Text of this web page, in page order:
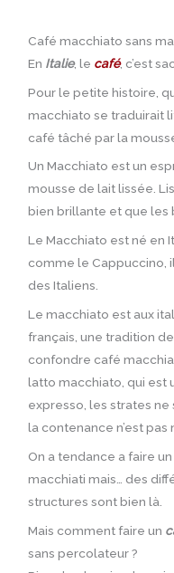
Café macchiato sans
En Italie, le café, c’est
Pour le petite histoire,
macchiato se traduirait
café tâché par la
Un Macchiato est un
mousse de lait lissée.
bien brillante et que les
Le Macchiato est né en
comme le Cappuccino,
des Italiens.
Le macchiato est aux
français, une tradition
confondre café
latto macchiato, qui est
expresso, les strates
la contenance n’est pas
On a tendance a faire
macchiati mais… des
structures sont bien là.
Mais comment faire un
sans percolateur ?